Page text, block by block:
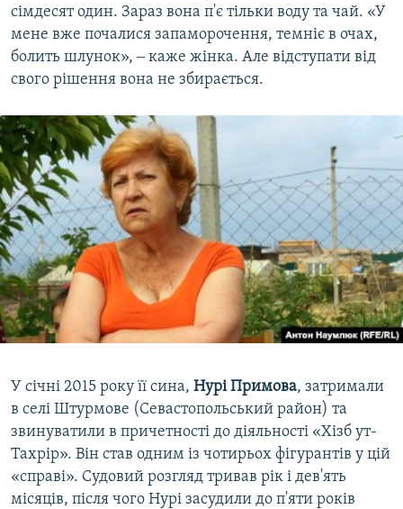
сімдесят один. Зараз вона п'є тільки воду та чай. «У
мене вже почалися запаморочення, темніє в очах,
болить шлунок», ‒ каже жінка. Але відступати від
свого рішення вона не збирається.
У січні 2015 року її сина, Нурі Примова, затримали
в селі Штурмове (Севастопольський район) та
звинуватили в причетності до діяльності «Хізб ут-
Тахрір». Він став одним із чотирьох фігурантів у цій
«справі». Судовий розгляд тривав рік і дев'ять
місяців, після чого Нурі засудили до п'яти років